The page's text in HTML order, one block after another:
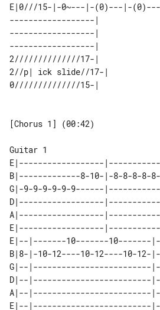
E|0///15-|-0~---|-(0)---|-
------------------|
------------------|
------------------|
2//////////////17-|
2//p| ick slide//17-|
[Chorus 1] (00:42)
E|------------------
B|-------------8-10-|-8-8-8-8-
G|-9-9-9-9-9-9------
D|------------------
A|------------------
E|------------------
E|--|-------10-------10-------|-
B|8-|-10-12----10-12----10-12-
G|--|-------------------------
D|--|-------------------------
A|--|-------------------------
E|--|-------------------------